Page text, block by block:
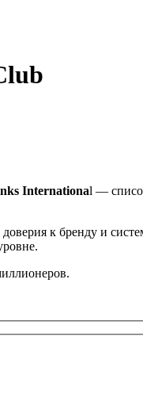
International —
к бренду и